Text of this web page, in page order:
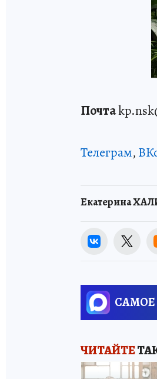
Почта
Телеграм,
Екатерина
САМОЕ
ЧИТАЙТЕ